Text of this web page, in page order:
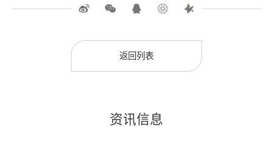
返回列表
资讯信息